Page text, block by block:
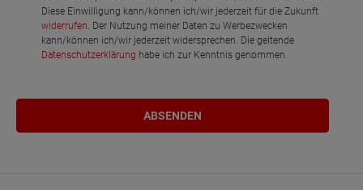
Diese Einwilligung kann/können ich/wir jederzeit für die Zukunft
widerrufen. Der Nutzung meiner Daten zu Werbezwecken
kann/können ich/wir jederzeit widersprechen. Die geltende
Datenschutzerklärung habe ich zur Kenntnis genommen.